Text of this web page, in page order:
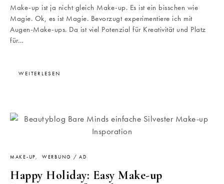
Make-up ist ja nicht gleich Make-up. Es ist ein bisschen wie
Magie. Ok, es ist Magie. Bevorzugt experimentiere ich mit
Augen-Make-ups. Da ist viel Potenzial für Kreativität und Platz
für…
WEITERLESEN
MAKE-UP WERBUNG / AD
Happy Holiday: Easy Make-up